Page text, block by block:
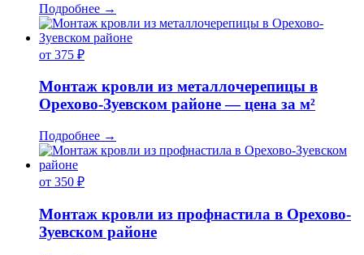
Подробнее →
от 375 ₽
Монтаж кровли из металлочерепицы в
Орехово-Зуевском районе — цена за м²
Подробнее →
от 350 ₽
Монтаж кровли из профнастила в Орехово-
Зуевском районе